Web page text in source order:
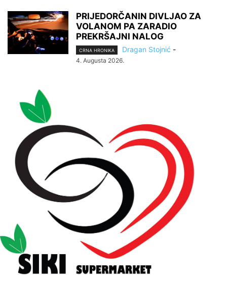
PRIJEDORČANIN DIVLJAO ZA
VOLANOM PA ZARADIO
PREKRŠAJNI NALOG
CRNA HRONIKA Dragan Stojnić -
4. Augusta 2026.